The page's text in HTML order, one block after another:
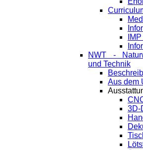
NWT -
und Technik
Aus dem
3D-